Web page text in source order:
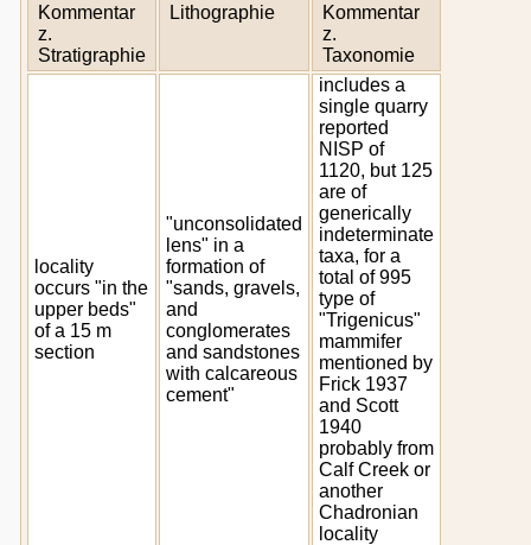
Kommentar
z.
Stratigraphie
Lithographie
Kommentar
z.
Taxonomie
locality
occurs "in the
upper beds"
of a 15 m
section
"unconsolidated
lens" in a
formation of
"sands, gravels,
and
conglomerates
and sandstones
with calcareous
cement"
includes a
single quarry
reported
NISP of
1120, but 125
are of
generically
indeterminate
taxa, for a
total of 995
type of
"Trigenicus"
mammifer
mentioned by
Frick 1937
and Scott
1940
probably from
Calf Creek or
another
Chadronian
locality